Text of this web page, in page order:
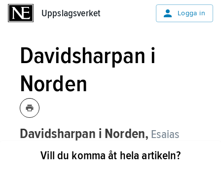
Uppslagsverket Logga in
Davidsharpan i
Norden
Davidsharpan i Norden, Esaias
Tegnérs epitet (i hexameterdikten
”Nattvardsbarnen”, 1820) för samtidens
Vill du komma åt hela artikeln?